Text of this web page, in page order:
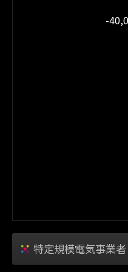
-
特定規模電気事業